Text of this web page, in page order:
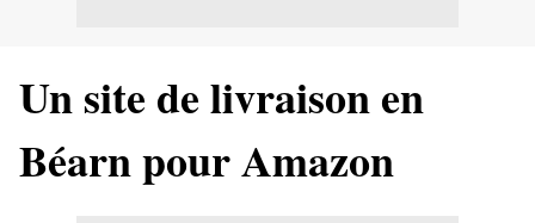
Un site de livraison en
Béarn pour Amazon